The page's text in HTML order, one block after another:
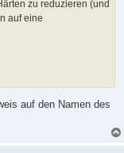
zu reduzieren (und
auf eine
auf den Namen des